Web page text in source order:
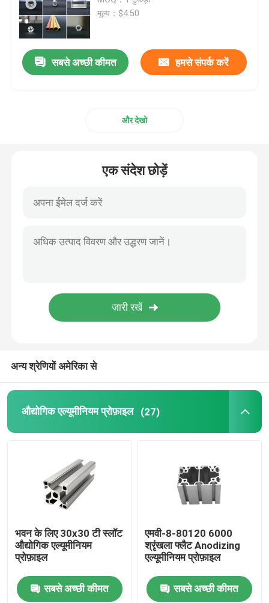
Anodizing एल्यूमीनियम प्रोफ़ाइल
अनुकूलित एल्यूमीनियम प्रोफ़ाइल
मूल्य：$4.50
सबसे अच्छी कीमत हमसे संपर्क करें
और देखो
एक संदेश छोड़ें
अन्य श्रेणियों अमेरिका से
औद्योगिक एल्यूमीनियम प्रोफ़ाइल (27)
भवन के लिए 30x30 टी स्लॉट
औद्योगिक एल्यूमीनियम
प्रोफ़ाइल
सबसे अच्छी कीमत
एमवी-8-80120 6000
श्रृंखला फ्लैट Anodizing
एल्यूमीनियम प्रोफ़ाइल
सबसे अच्छी कीमत